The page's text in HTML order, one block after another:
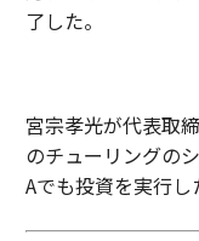
了した。
宮宗孝光が代表取
のチューリングの
Aでも投資を実行し